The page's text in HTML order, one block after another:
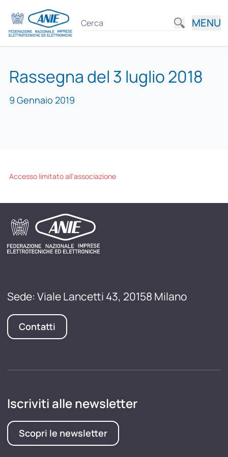
MENU
Rassegna del 3 luglio 2018
9 Gennaio 2019
Accesso limitato all'associazione
Sede: Viale Lancetti 43, 20158 Milano
Contatti
Iscriviti alle newsletter
Scopri le newsletter